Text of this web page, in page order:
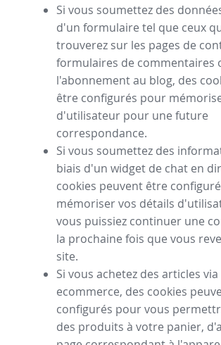
Si vous soumettez des
d'un formulaire tel que ceux
trouverez sur les pages de
formulaires de commentaires
l'abonnement au blog, des
être configurés pour
d'utilisateur pour une future
correspondance.
Si vous soumettez des
biais d'un widget de chat en
cookies peuvent être
mémoriser vos détails
vous puissiez continuer une
la prochaine fois que vous
site.
Si vous achetez des articles via
ecommerce, des cookies
configurés pour vous
des produits à votre panier,